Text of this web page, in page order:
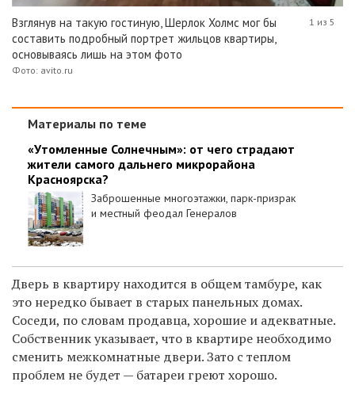
Взглянув на такую гостиную, Шерлок Холмс мог бы
составить подробный портрет жильцов квартиры,
основываясь лишь на этом фото
Фото: avito.ru
1 из 5
Материалы по теме
«Утомленные Солнечным»: от чего страдают
жители самого дальнего микрорайона
Красноярска?
Заброшенные многоэтажки, парк-призрак
и местный феодал Генералов
Дверь в квартиру находится в общем тамбуре, как
это нередко бывает в старых панельных домах.
Соседи, по словам продавца, хорошие и адекватные.
Собственник указывает, что в квартире необходимо
сменить межкомнатные двери. Зато с теплом
проблем не будет — батареи греют хорошо.